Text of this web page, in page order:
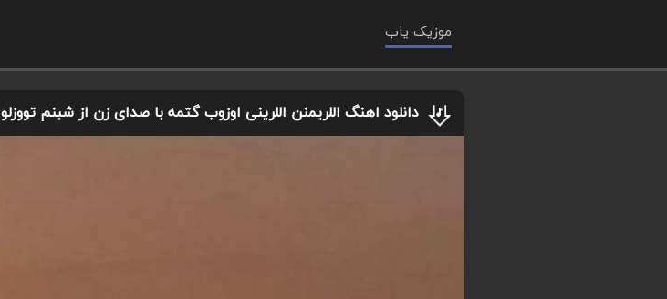
موزیک یاب
دانلود اهنگ اللریمنن اللرینی اوزوب گتمه با صدای زن از شبنم تووزلو